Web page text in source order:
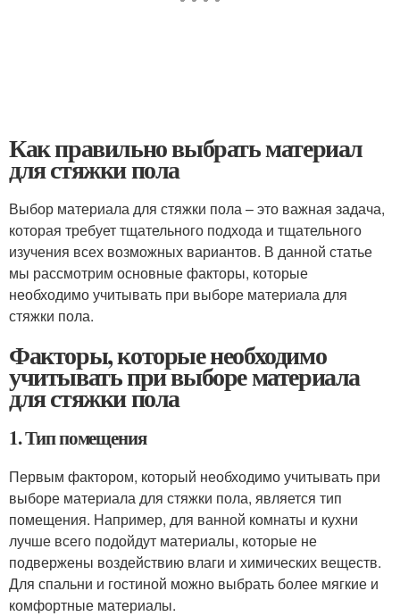
Как правильно выбрать материал
для стяжки пола
Выбор материала для стяжки пола – это важная задача,
которая требует тщательного подхода и тщательного
изучения всех возможных вариантов. В данной статье
мы рассмотрим основные факторы, которые
необходимо учитывать при выборе материала для
стяжки пола.
Факторы, которые необходимо
учитывать при выборе материала
для стяжки пола
1. Тип помещения
Первым фактором, который необходимо учитывать при
выборе материала для стяжки пола, является тип
помещения. Например, для ванной комнаты и кухни
лучше всего подойдут материалы, которые не
подвержены воздействию влаги и химических веществ.
Для спальни и гостиной можно выбрать более мягкие и
комфортные материалы.